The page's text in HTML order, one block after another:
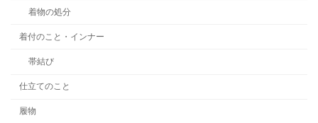
着物の処分
着付のこと・インナー
帯結び
仕立てのこと
履物